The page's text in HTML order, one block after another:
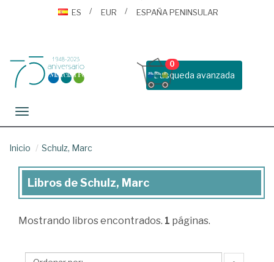
ES
EUR ESPAÑA PENINSULAR
Busqueda avanzada
0
Toggle navigation
Inicio Schulz, Marc
Libros
Schulz,
Libros de Schulz, Marc
Mostrando libros encontrados. 1 páginas.